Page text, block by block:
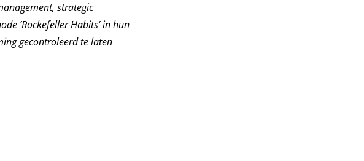
strategic
‘Rockefeller Habits’ in hun
gecontroleerd te laten